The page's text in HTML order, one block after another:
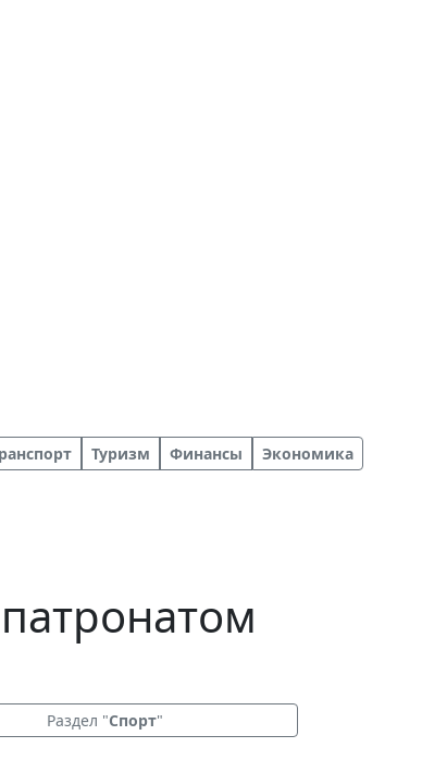
Туризм Финансы
Экономика
Раздел "Спорт"